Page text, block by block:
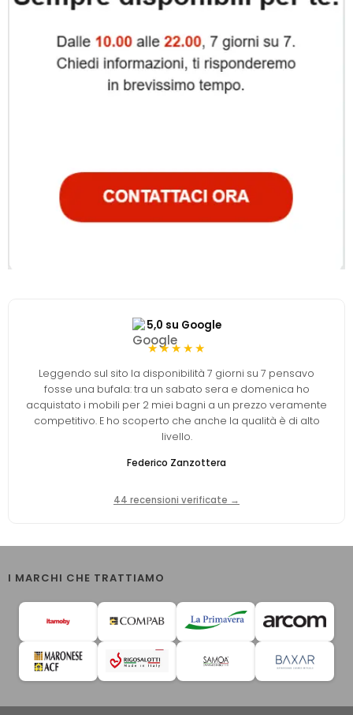
5,0 su Google
★★★★★
Leggendo sul sito la disponibilità 7 giorni su 7 pensavo
fosse una bufala: tra un sabato sera e domenica ho
acquistato i mobili per 2 miei bagni a un prezzo veramente
competitivo. E ho scoperto che anche la qualità è di alto
livello.
Federico Zanzottera
44 recensioni verificate →
I MARCHI CHE TRATTIAMO